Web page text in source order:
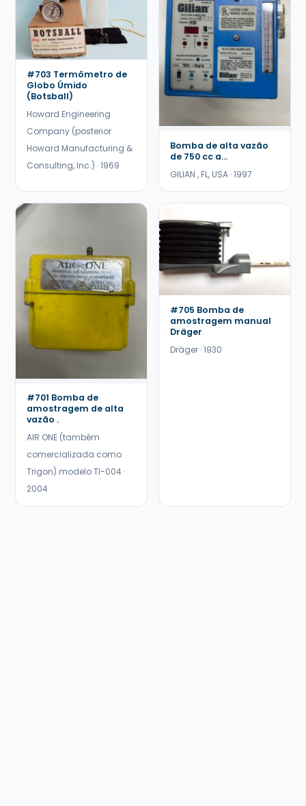
#703 Termômetro de
Globo Úmido
(Botsball)
Howard Engineering
Company (posterior
Howard Manufacturing &
Consulting, Inc.) · 1969
Bomba de alta vazão
de 750 cc a...
GILIAN , FL, USA · 1997
#701 Bomba de
amostragem de alta
vazão .
AIR ONE (também
comercializada como
Trigon) modelo TI-004 ·
2004
#705 Bomba de
amostragem manual
Dräger
Dräger · 1930